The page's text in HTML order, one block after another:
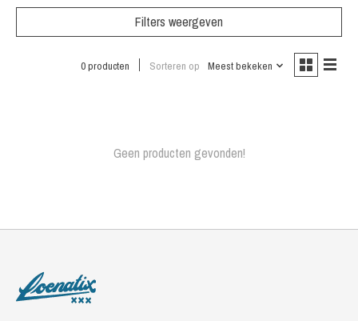
Filters weergeven
0 producten Sorteren op Meest bekeken
Geen producten gevonden!